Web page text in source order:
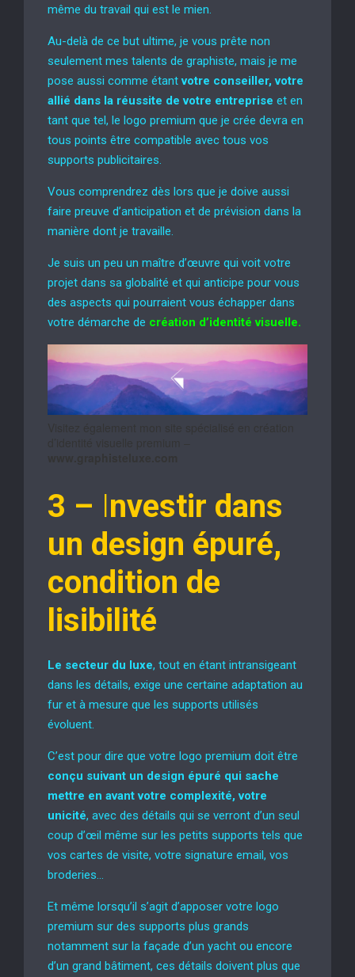
même du travail qui est le mien.
Au-delà de ce but ultime, je vous prête non
seulement mes talents de graphiste, mais je me
pose aussi comme étantvotre conseiller, votre
allié dans la réussite de votre entreprise et en
tant que tel, le logo premium que je crée devra en
tous points être compatible avec tous vos
supports publicitaires.
Vous comprendrez dès lors que je doive aussi
faire preuve d’anticipation et de prévision dans la
manière dont je travaille.
Je suis un peu un maître d’œuvre qui voit votre
projet dans sa globalité et qui anticipe pour vous
des aspects qui pourraient vous échapper dans
votre démarche de création d’identité visuelle.
3 – Investir dans
un design épuré,
condition de
lisibilité
Le secteur du luxe, tout en étant intransigeant
dans les détails, exige une certaine adaptation au
fur et à mesure que les supports utilisés
évoluent.
C’est pour dire que votre logo premium doit être
conçu suivant un design épuré qui sache
mettre en avant votre complexité, votre
unicité, avec des détails qui se verront d’un seul
coup d’œil même sur les petits supports tels que
vos cartes de visite, votre signature email, vos
broderies…
Et même lorsqu’il s’agit d’apposer votre logo
premium sur des supports plus grands
notamment sur la façade d’un yacht ou encore
d’un grand bâtiment, ces détails doivent plus que